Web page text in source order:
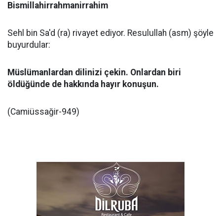
Bismillahirrahmanirrahim
Sehl bin Sa'd (ra) rivayet ediyor. Resulullah (asm) şöyle
buyurdular:
Müslümanlardan dilinizi çekin. Onlardan biri
öldüğünde de hakkında hayır konuşun.
(Camiüssağir-949)